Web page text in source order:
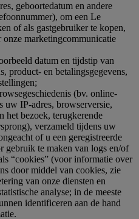
geboortedatum en andere
om een Le
of als gastgebruiker te kopen,
marketingcommunicatie
datum en tijdstip van
product- en betalingsgegevens,
(bv. online-
uw IP-adres, browserversie,
het bezoek, terugkerende
verzameld tijdens uw
of u een geregistreerde
gebruik te maken van logs en/of
“cookies” (voor informatie over
door middel van cookies, zie
van onze diensten en
analyse; in de meeste
identificeren aan de hand